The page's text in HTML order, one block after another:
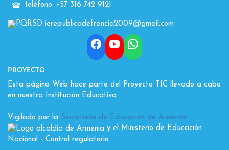
Teléfono: +57 316 742 9121
PQRSD ierepublicadefrancia2009@gmail.com
Facebook
YouTubeWhatsApp
PROYECTO
Esta página Web hace parte del Proyecto TIC llevado a cabo
en nuestra Institución Educativa
Vigilado por la Secretaría de Educación de Armenia
y el Ministerio de Educación
Nacional - Control regulatorio